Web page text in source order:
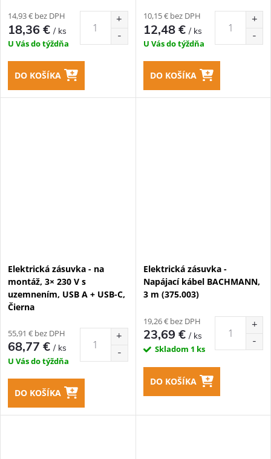
14,93 € bez DPH
18,36 €/ ks
U Vás do týždňa
DO KOŠÍKA
10,15 € bez DPH
12,48 €/ ks
U Vás do týždňa
DO KOŠÍKA
Elektrická zásuvka - na
montáž, 3× 230 V s
uzemnením, USB A + USB-C,
Čierna
55,91 € bez DPH
68,77 €/ ks
U Vás do týždňa
DO KOŠÍKA
Elektrická zásuvka -
Napájací kábel BACHMANN,
3 m (375.003)
19,26 € bez DPH
23,69 €/ ks
Skladom 1 ks
DO KOŠÍKA